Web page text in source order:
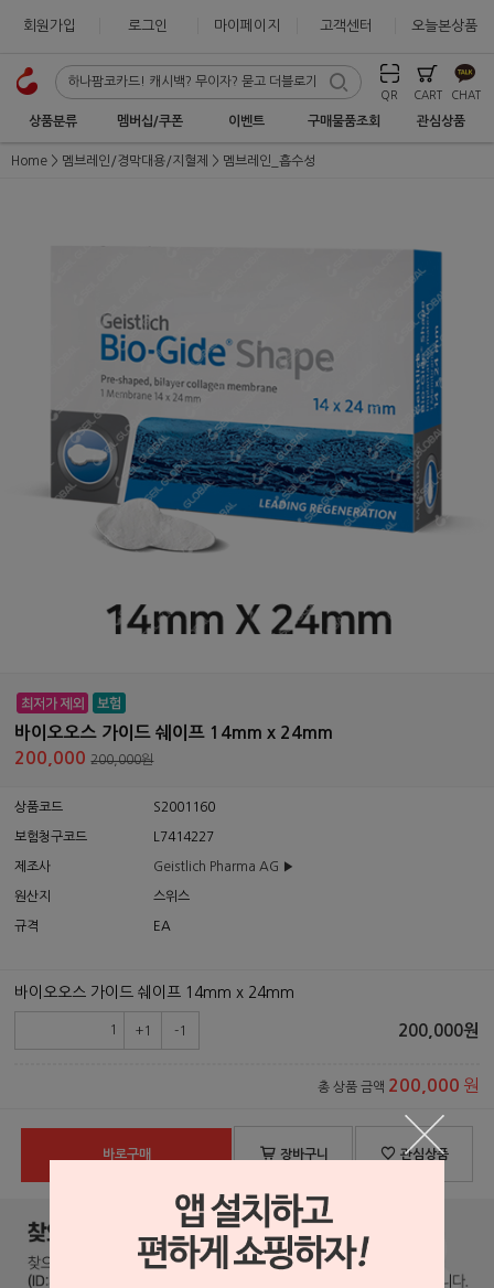
회원가입 로그인 마이페이지 고객센터 오늘본상품
QR CART CHAT
상품분류 멤버십/쿠폰 이벤트 구매물품조회 관심상품
Home 멤브레인/경막대용/지혈제 멤브레인_흡수성
바이오오스 가이드 쉐이프 14mm x 24mm
200,000 200,000원
상품코드 S2001160
보험청구코드 L7414227
제조사 Geistlich Pharma AG ▶
원산지 스위스
규격 EA
바이오오스 가이드 쉐이프 14mm x 24mm
+1 -1 200,000원
총 상품 금액 200,000 원
바로구매 장바구니 관심상품